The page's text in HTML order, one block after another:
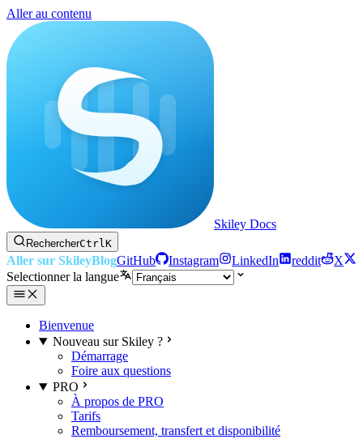
Aller au contenu
Skiley Docs
RechercherCtrlK
Aller sur SkileyBlogGitHub Instagram LinkedIn reddit
X
Selectionner la langue
Bienvenue
Nouveau sur Skiley ?
Démarrage
Foire aux questions
PRO
À propos de PRO
Tarifs
Remboursement, transfert et disponibilité